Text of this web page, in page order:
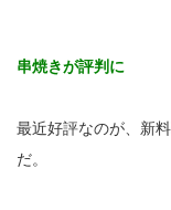
串焼きが評判に
最近好評なのが、新
だ。